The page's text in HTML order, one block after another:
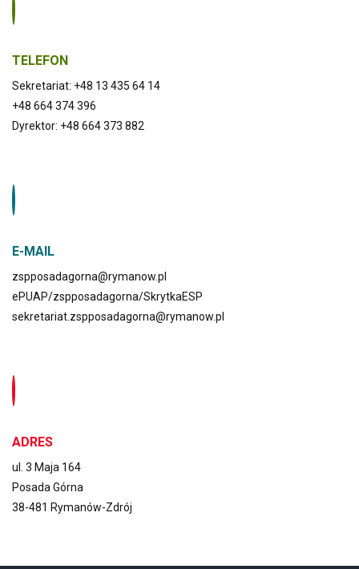
TELEFON
Sekretariat: +48 13 435 64 14
+48 664 374 396
Dyrektor: +48 664 373 882
E-MAIL
zspposadagorna@rymanow.pl
ePUAP/zspposadagorna/SkrytkaESP
sekretariat.zspposadagorna@rymanow.pl
ADRES
ul. 3 Maja 164
Posada Górna
38-481 Rymanów-Zdrój